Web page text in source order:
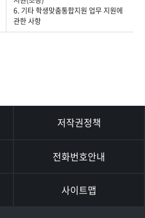
6. 기타 학생맞춤통합지원 업무 지원에
관한 사항
저작권정책
전화번호안내
사이트맵